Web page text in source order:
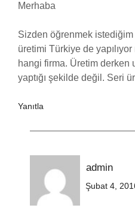
Merhaba
Sizden öğrenmek
üretimi Türkiye de
hangi firma. Üretim derken
yaptığı şekilde değil. Seri
Yanıtla
admin
Şubat 4,